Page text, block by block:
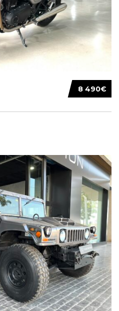
8 490€